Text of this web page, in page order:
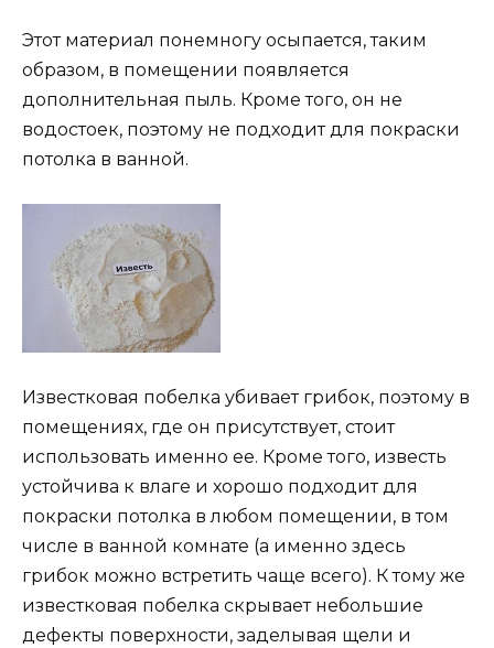
Этот материал понемногу осыпается, таким
образом, в помещении появляется
дополнительная пыль. Кроме того, он не
водостоек, поэтому не подходит для покраски
потолка в ванной.
Известковая побелка убивает грибок, поэтому в
помещениях, где он присутствует, стоит
использовать именно ее. Кроме того, известь
устойчива к влаге и хорошо подходит для
покраски потолка в любом помещении, в том
числе в ванной комнате (а именно здесь
грибок можно встретить чаще всего). К тому же
известковая побелка скрывает небольшие
дефекты поверхности, заделывая щели и